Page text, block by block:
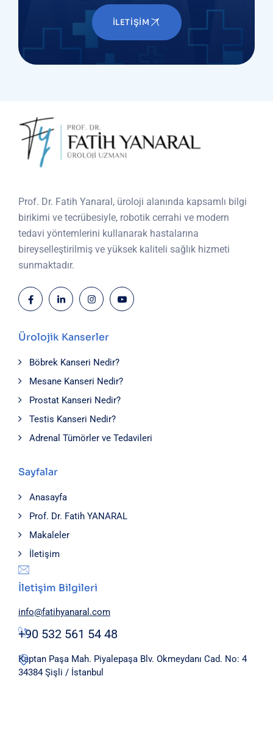
İLETIŞIM
Prof. Dr. Fatih Yanaral, üroloji alanında kapsamlı bilgi
birikimi ve tecrübesiyle, robotik cerrahi ve modern
tedavi yöntemlerini kullanarak hastalarına
bireyselleştirilmiş ve yüksek kaliteli sağlık hizmeti
sunmaktadır.
Ürolojik Kanserler
Böbrek Kanseri Nedir?
Mesane Kanseri Nedir?
Prostat Kanseri Nedir?
Testis Kanseri Nedir?
Adrenal Tümörler ve Tedavileri
Sayfalar
Anasayfa
Prof. Dr. Fatih YANARAL
Makaleler
İletişim
İletişim Bilgileri
Kaptan Paşa Mah. Piyalepaşa Blv. Okmeydanı Cad. No: 4
34384 Şişli / İstanbul
+90 532 561 54 48
info@fatihyanaral.com